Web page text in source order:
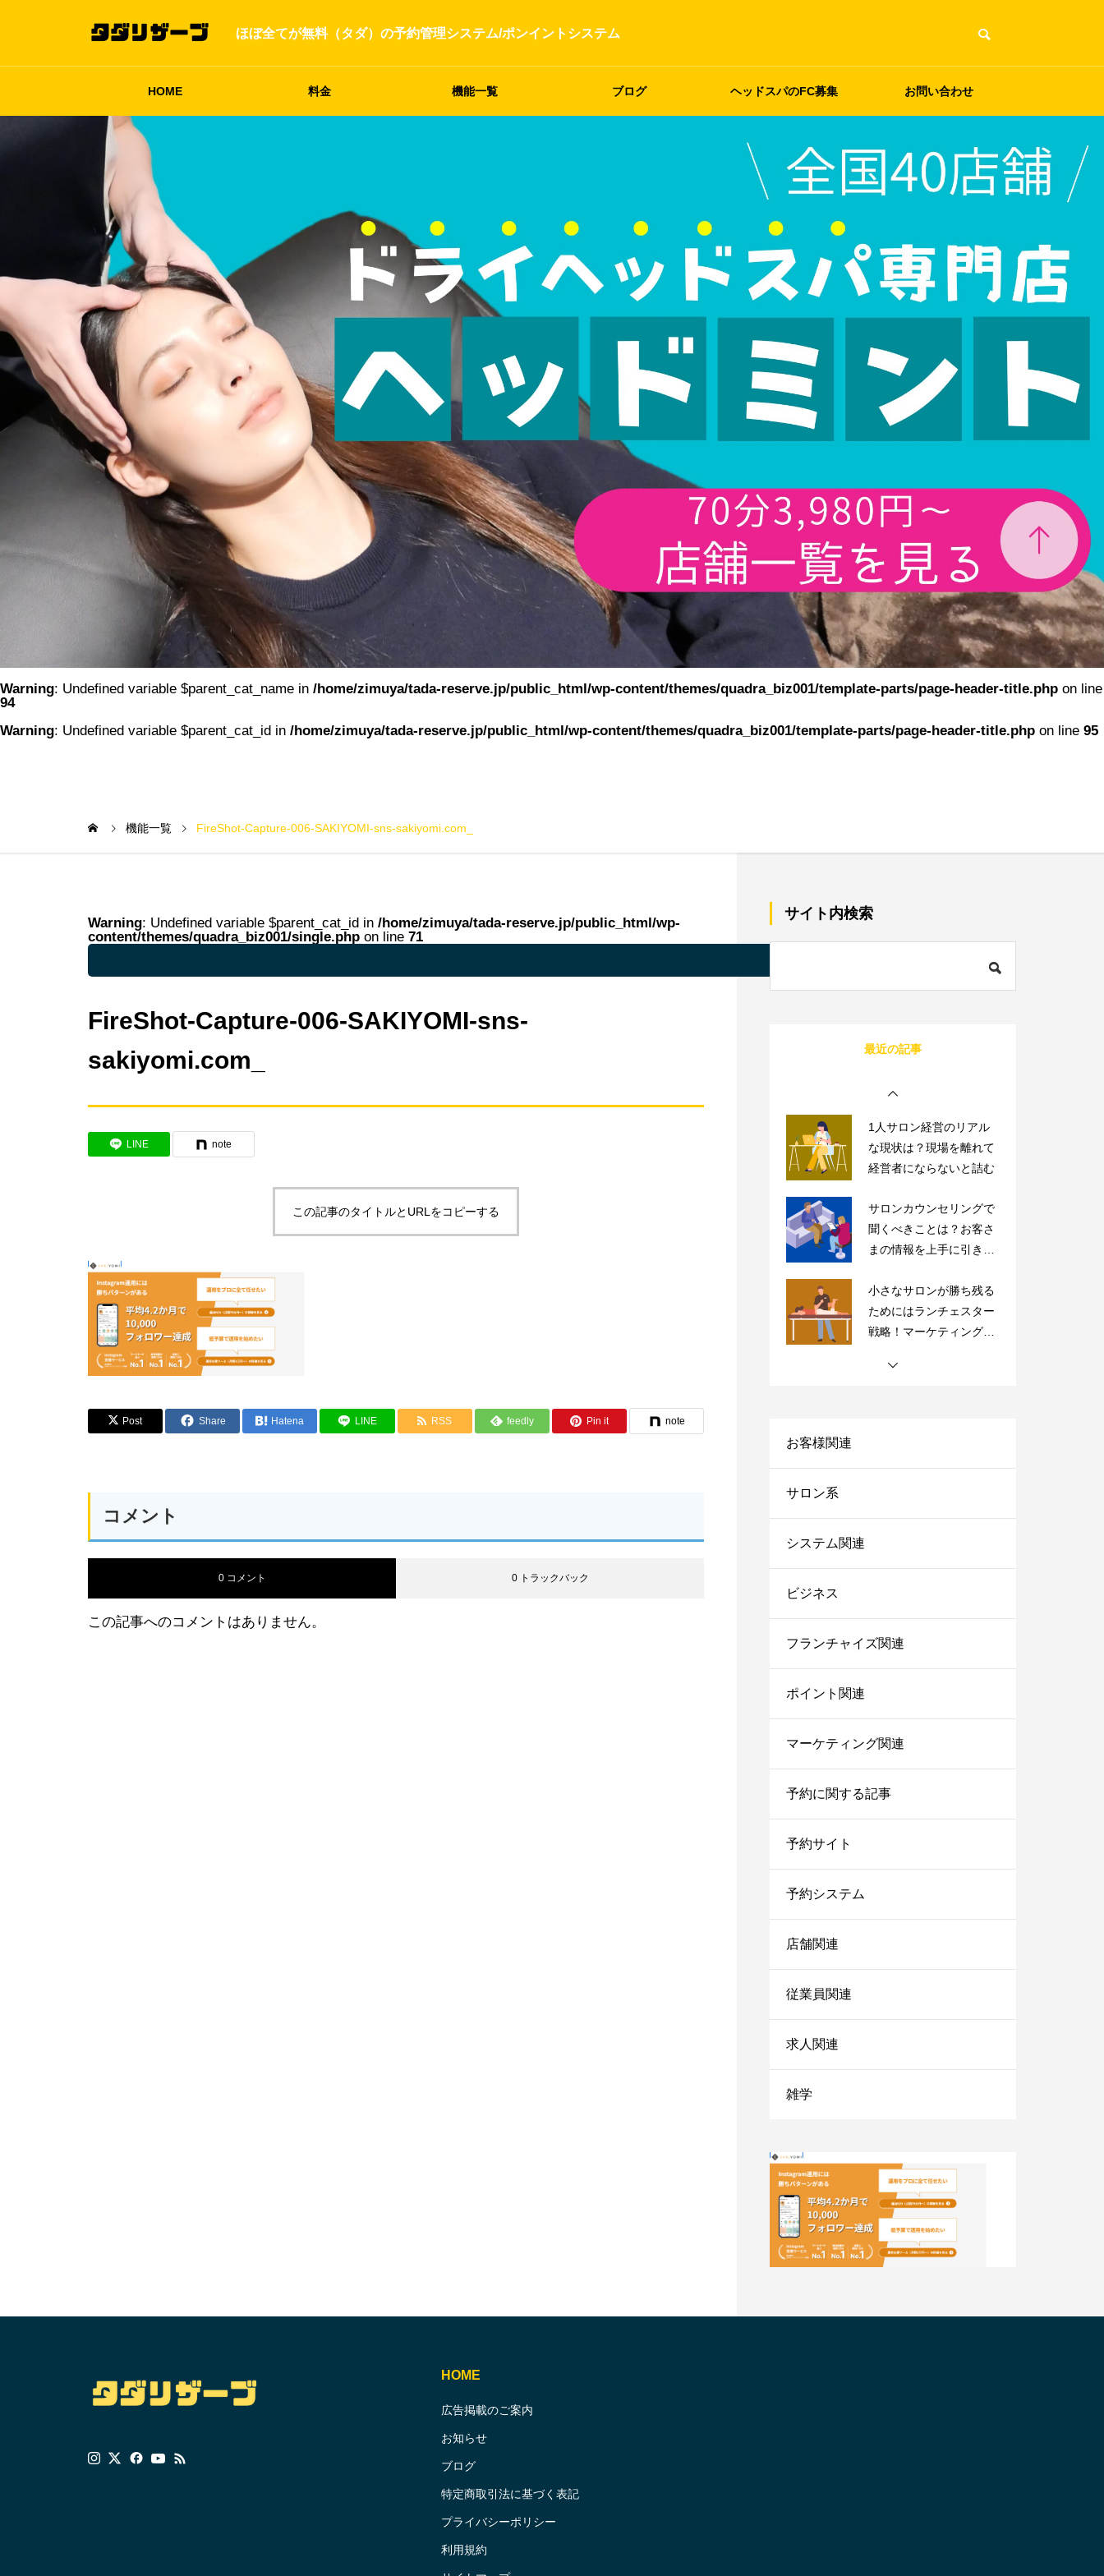
ほぼ全てが無料（タダ）の予約管理システム/ポンイントシステム
HOME 料金 機能一覧 ブログ ヘッドスパのFC募集 お問い合わせ
Warning: Undefined variable $parent_cat_name in /home/zimuya/tada-reserve.jp/public_html/wp-content/themes/quadra_biz001/template-parts/page-header-title.php on line
94
Warning: Undefined variable $parent_cat_id in /home/zimuya/tada-reserve.jp/public_html/wp-content/themes/quadra_biz001/template-parts/page-header-title.php on line 95
機能一覧 FireShot-Capture-006-SAKIYOMI-sns-sakiyomi.com_
Warning: Undefined variable $parent_cat_id in /home/zimuya/tada-reserve.jp/public_html/wp-
content/themes/quadra_biz001/single.php on line 71
/home/zimuya/tada-reserve.jp/public_html/wp-content/themes/quadra_biz001/single.phpon line85
FireShot-Capture-006-SAKIYOMI-sns-
sakiyomi.com_
LINE note
この記事のタイトルとURLをコピーする
Post Share Hatena LINE RSS feedly Pin it note
コメント
0 コメント 0 トラックバック
この記事へのコメントはありません。
サイト内検索
最近の記事
き内容と記載にあたって
の注意点を解説
内装に拘るとサロンが閉
1人サロン経営のリアル
サロンカウンセリングで
聞くべきことは？お客さ
まの情報を上手に引き出
小さなサロンが勝ち残る
ためにはランチェスター
戦略！マーケティングの
【完全保存版】ドライヘ
ッドスパ専門店の内装5
つのポイントの極意を紹
美容師で売上100万のプ
レイヤーの割合は？給料
すぐコピペ！盛り込むべ
き内容と記載にあたって
内装に拘るとサロンが閉
店する確率が上がる？業
1人サロン経営のリアル
聞くべきことは？お客さ
戦略！マーケティングの
お客様関連
サロン系
システム関連
ビジネス
フランチャイズ関連
ポイント関連
マーケティング関連
予約に関する記事
予約サイト
予約システム
店舗関連
従業員関連
求人関連
雑学
HOME
広告掲載のご案内
お知らせ
ブログ
特定商取引法に基づく表記
プライバシーポリシー
利用規約